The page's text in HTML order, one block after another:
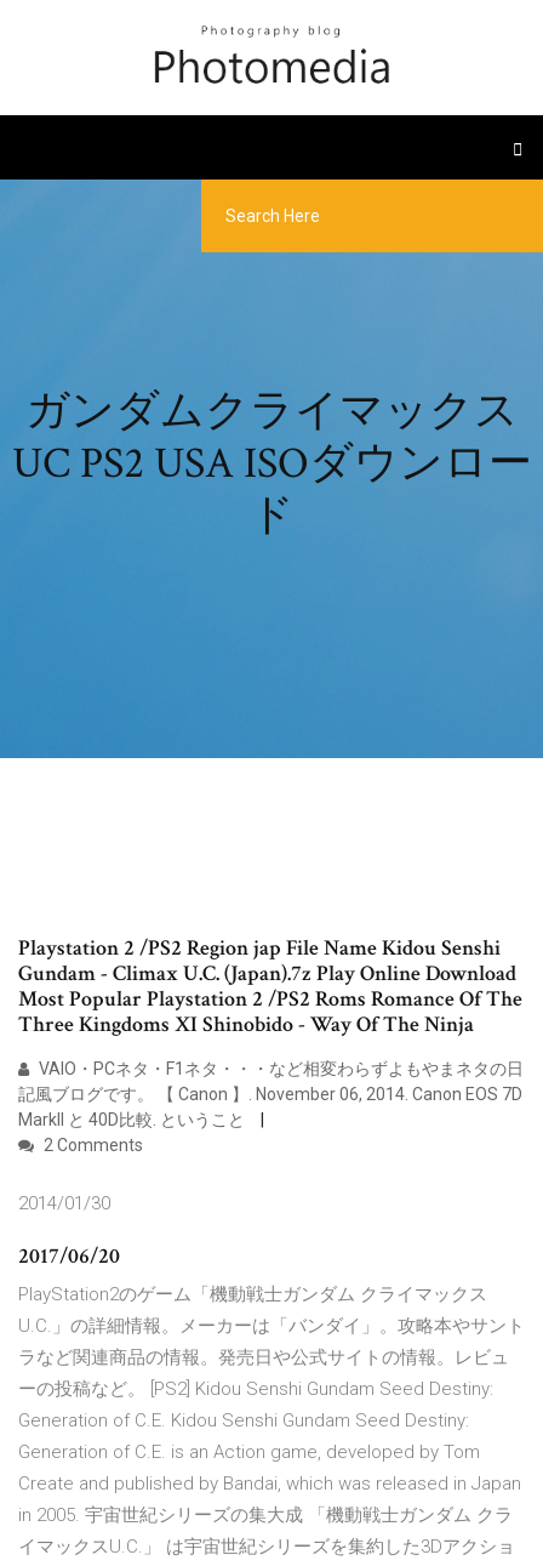
ガンダムクライマックス
UC PS2 USA ISOダウンロー
ド
Playstation 2 /PS2 Region jap File Name Kidou Senshi
Gundam - Climax U.C. (Japan).7z Play Online Download
Most Popular Playstation 2 /PS2 Roms Romance Of The
Three Kingdoms XI Shinobido - Way Of The Ninja
VAIO・PCネタ・F1ネタ・・・など相変わらずよもやまネタの日
記風ブログです。 【 Canon 】. November 06, 2014. Canon EOS 7D
MarkII と 40D比較. ということ
2 Comments
2014/01/30
2017/06/20
PlayStation2のゲーム「機動戦士ガンダム クライマックス
U.C.」の詳細情報。メーカーは「バンダイ」。攻略本やサント
ラなど関連商品の情報。発売日や公式サイトの情報。レビュ
ーの投稿など。 [PS2] Kidou Senshi Gundam Seed Destiny:
Generation of C.E. Kidou Senshi Gundam Seed Destiny:
Generation of C.E. is an Action game, developed by Tom
Create and published by Bandai, which was released in Japan
in 2005. 宇宙世紀シリーズの集大成 「機動戦士ガンダム クラ
イマックスU.C.」 は宇宙世紀シリーズを集約した3Dアクショ